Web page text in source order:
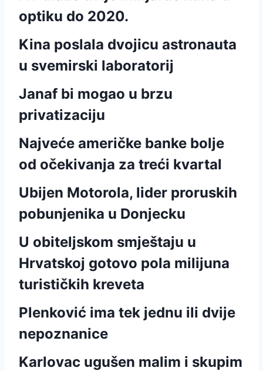
optiku do 2020.
Kina poslala dvojicu astronauta
u svemirski laboratorij
Janaf bi mogao u brzu
privatizaciju
Najveće američke banke bolje
od očekivanja za treći kvartal
Ubijen Motorola, lider proruskih
pobunjenika u Donjecku
U obiteljskom smještaju u
Hrvatskoj gotovo pola milijuna
turističkih kreveta
Plenković ima tek jednu ili dvije
nepoznanice
Karlovac ugušen malim i skupim